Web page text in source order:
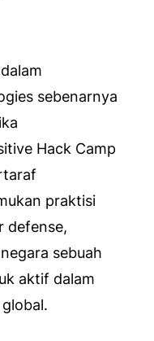
sebenarnya
Hack Camp
praktisi
defense,
sebuah
aktif dalam